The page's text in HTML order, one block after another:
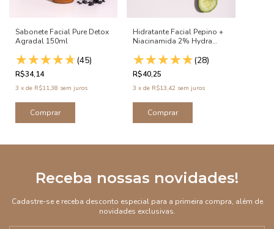
Sabonete Facial Pure Detox
Agradal 150ml
(45)
R$34,14
3 x de R$11,38 sem juros
Hidratante Facial Pepino +
Niacinamida 2% Hydra
(28)
R$40,25
3 xde R$13,42 sem juros
Receba nossas novidades!
Cadastre-se e receba desconto especial para a primeira compra, além de
novidades exclusivas.